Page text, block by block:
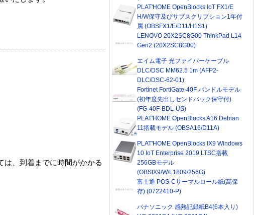
は、到着までに時間がかかる
PLAT'HOME OpenBlocks IoT FX1/E
H/W保守及びサブスクリプション1年付
属 (OBSFX1/E/D11/H1S1)
LENOVO 20X2SC8G00 ThinkPad L14
Gen2 (20X2SC8G00)
エイム電子 光ファイバーケーブル
DLC/DSC MM62.5 1m (AFP2-
DLC/DSC-62-01)
Fortinet FortiGate-40F バンドルモデル
(初年度先出しセンドバック保守付)
(FG-40F-BDL-US)
PLAT'HOME OpenBlocks A16 Debian
11搭載モデル (OBSA16/D11A)
PLAT'HOME OpenBlocks IX9 Windows
10 IoT Enterprise 2019 LTSC搭載
256GBモデル
(OBSIX9/W/L1809/256G)
富士通 POS-Cサーマルロール紙(高保
存) (0722410-P)
パナソニック 感熱記録紙B4(6本入り)